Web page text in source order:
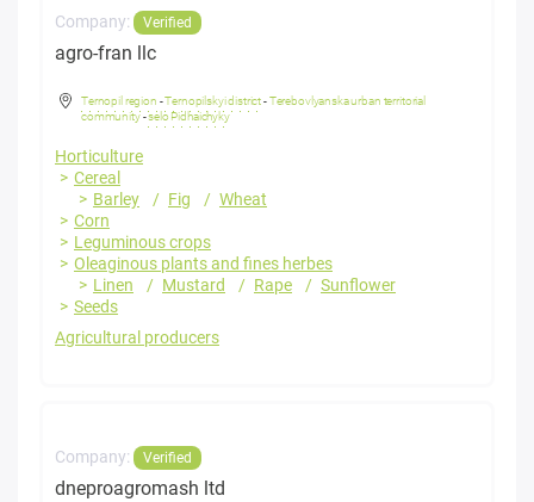
Company: Verified
agro-fran llc
Ternopil region -Ternopilskyi district-Terebovlyanska urban territorial
community-selo Pidhaichyky
Horticulture
Cereal
Barley
Fig
Wheat
Corn
Leguminous crops
Oleaginous plants and fines herbes
Linen
Mustard Rape
Sunflower
Seeds
Agricultural producers
Company: Verified
dneproagromash ltd